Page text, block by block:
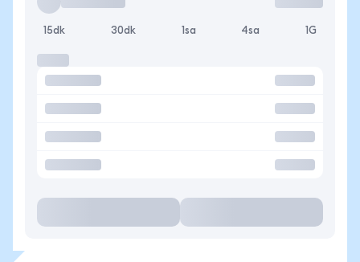
15dk 30dk 1sa 4sa 1G